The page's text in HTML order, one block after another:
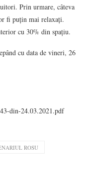
Prin urmare, câteva
fi puțin mai relaxați.
cu 30% din spațiu.
cu data de vineri, 26
din-24.03.2021.pdf
ROSU